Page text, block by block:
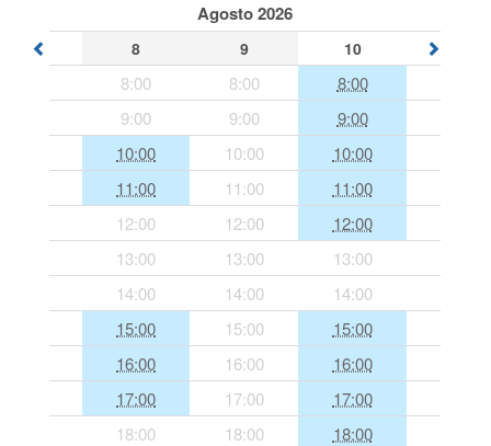
Per gli specialisti
Prenotazioni online
Planner e rubrica in cloud
Segreteria virtuale
Teleconsulto
Agosto 2026
8 9 10
8:00 8:00
8:00
9:00
9:00
9:00
10:00
10:00
10:00
11:00
11:00
11:00
12:00
12:00
12:00
13:00
13:00
13:00
14:00
14:00
14:00
15:00
15:00
15:00
16:00
16:00
16:00
17:00
17:00
17:00
18:00
18:00
18:00